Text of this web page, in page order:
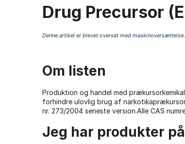
Drug Precursor
Denne artikel er blevet oversat med maskinoversættelse.
Om listen
Produktion og handel med
forhindre ulovlig brug af
nr. 273/2004 seneste version.Alle CAS
Jeg har produkter